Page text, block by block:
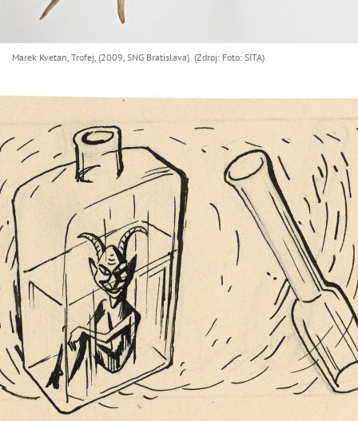
Marek Kvetan, Trofej, (2009, SNG Bratislava) (Zdroj: Foto: SITA)